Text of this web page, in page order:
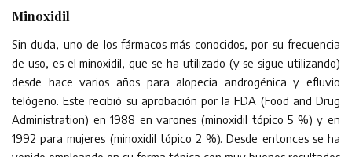
Minoxidil
Sin duda, uno de los fármacos más conocidos, por su frecuencia
de uso, es el minoxidil, que se ha utilizado (y se sigue utilizando)
desde hace varios años para alopecia androgénica y efluvio
telógeno. Este recibió su aprobación por la FDA (Food and Drug
Administration) en 1988 en varones (minoxidil tópico 5 %) y en
1992 para mujeres (minoxidil tópico 2 %). Desde entonces se ha